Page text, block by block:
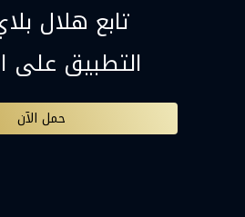
تابع هلال
التطبيق على
حمل الآن